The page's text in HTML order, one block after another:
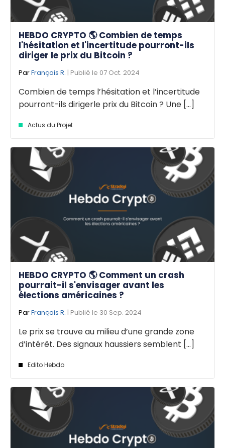
HEBDO CRYPTO 🌎 Combien de temps
l'hésitation et l'incertitude pourront-ils
diriger le prix du Bitcoin ?
ParFrançois R. | Publié le 07 Oct. 2024
Combien de temps l’hésitation et l’incertitude
pourront-ils dirigerle prix du Bitcoin ? Une [...]
Actus du Projet
HEBDO CRYPTO 🌎 Comment un crash
pourrait-il s'envisager avant les
élections américaines ?
ParFrançois R. | Publié le 30 Sep. 2024
Le prix se trouve au milieu d’une grande zone
d’intérêt. Des signaux haussiers semblent [...]
Edito Hebdo